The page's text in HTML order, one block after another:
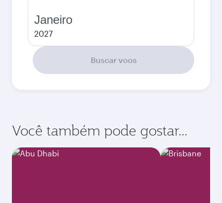
Janeiro
2027
Buscar voos
Você também pode gostar...